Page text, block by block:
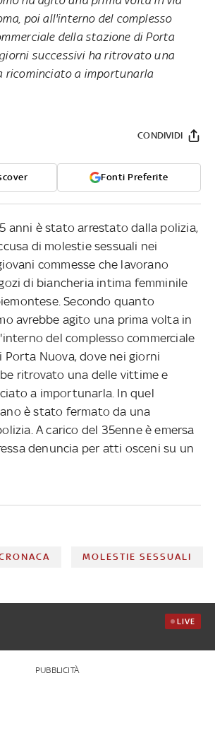
poi all'interno del complesso
della stazione di Porta
successivi ha ritrovato una
ricominciato a importunarla
Fonti Preferite
CONDIVIDI
anni è stato arrestato dalla polizia,
di molestie sessuali nei
commesse che lavorano
di biancheria intima femminile
Secondo quanto
avrebbe agito una prima volta in
del complesso commerciale
Porta Nuova, dove nei giorni
ritrovato una delle vittime e
a importunarla. In quel
è stato fermato da una
A carico del 35enne è emersa
denuncia per atti osceni su un
MOLESTIE SESSUALI
LIVE
PUBBLICITÀ